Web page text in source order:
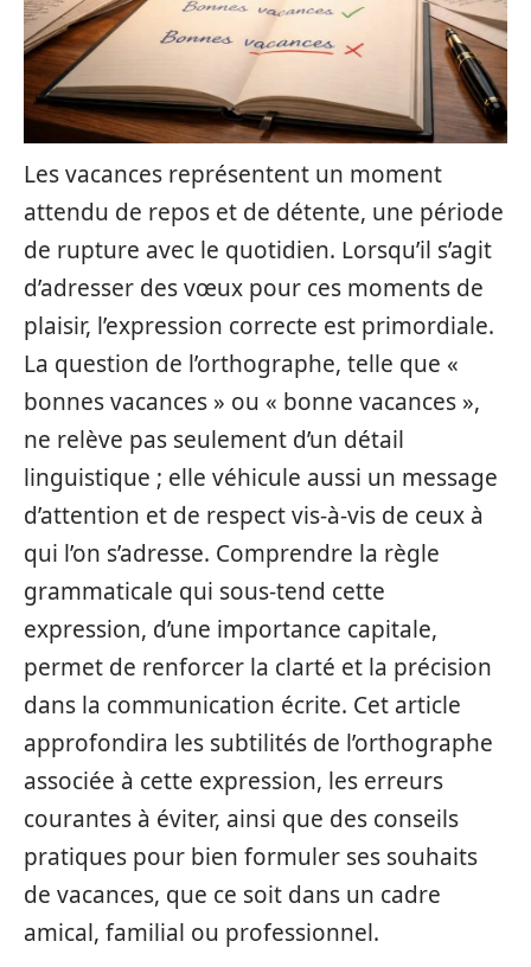
Les vacances représentent un moment
attendu de repos et de détente, une période
de rupture avec le quotidien. Lorsqu’il s’agit
d’adresser des vœux pour ces moments de
plaisir, l’expression correcte est primordiale.
La question de l’orthographe, telle que «
bonnes vacances » ou « bonne vacances »,
ne relève pas seulement d’un détail
linguistique ; elle véhicule aussi un message
d’attention et de respect vis-à-vis de ceux à
qui l’on s’adresse. Comprendre la règle
grammaticale qui sous-tend cette
expression, d’une importance capitale,
permet de renforcer la clarté et la précision
dans la communication écrite. Cet article
approfondira les subtilités de l’orthographe
associée à cette expression, les erreurs
courantes à éviter, ainsi que des conseils
pratiques pour bien formuler ses souhaits
de vacances, que ce soit dans un cadre
amical, familial ou professionnel.